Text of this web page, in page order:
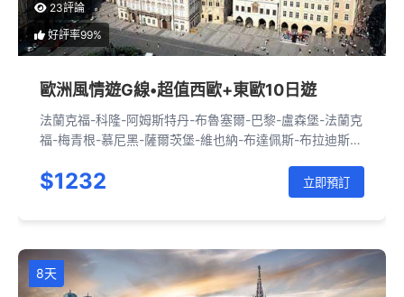
23評論
好評率99%
歐洲風情遊G線•超值西歐+東歐10日遊
法蘭克福-科隆-阿姆斯特丹-布魯塞爾-巴黎-盧森堡-法蘭克
福-梅青根-慕尼黑-薩爾茨堡-維也納-布達佩斯-布拉迪斯拉
$1232 立即預訂
8天